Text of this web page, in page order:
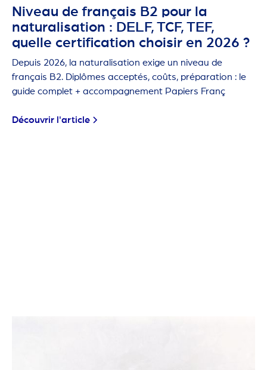
Niveau de français B2 pour la
naturalisation : DELF, TCF, TEF,
quelle certification choisir en 2026 ?
Depuis 2026, la naturalisation exige un niveau de
français B2. Diplômes acceptés, coûts, préparation : le
guide complet + accompagnement Papiers Franç
Découvrir l'article